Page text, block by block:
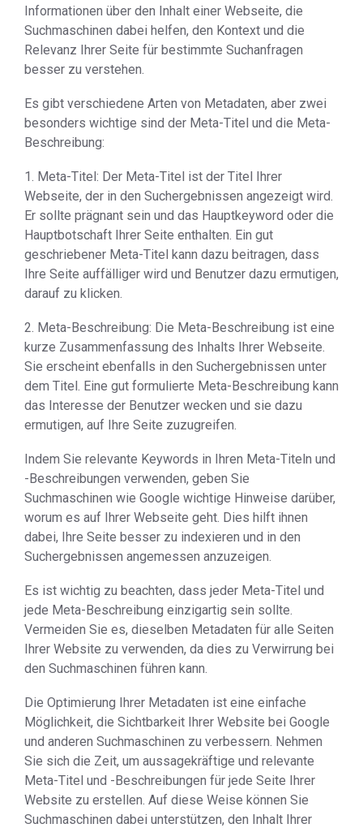
Informationen über den Inhalt einer Webseite, die
Suchmaschinen dabei helfen, den Kontext und die
Relevanz Ihrer Seite für bestimmte Suchanfragen
besser zu verstehen.
Es gibt verschiedene Arten von Metadaten, aber zwei
besonders wichtige sind der Meta-Titel und die Meta-
Beschreibung:
1. Meta-Titel: Der Meta-Titel ist der Titel Ihrer
Webseite, der in den Suchergebnissen angezeigt wird.
Er sollte prägnant sein und das Hauptkeyword oder die
Hauptbotschaft Ihrer Seite enthalten. Ein gut
geschriebener Meta-Titel kann dazu beitragen, dass
Ihre Seite auffälliger wird und Benutzer dazu ermutigen,
darauf zu klicken.
2. Meta-Beschreibung: Die Meta-Beschreibung ist eine
kurze Zusammenfassung des Inhalts Ihrer Webseite.
Sie erscheint ebenfalls in den Suchergebnissen unter
dem Titel. Eine gut formulierte Meta-Beschreibung kann
das Interesse der Benutzer wecken und sie dazu
ermutigen, auf Ihre Seite zuzugreifen.
Indem Sie relevante Keywords in Ihren Meta-Titeln und
-Beschreibungen verwenden, geben Sie
Suchmaschinen wie Google wichtige Hinweise darüber,
worum es auf Ihrer Webseite geht. Dies hilft ihnen
dabei, Ihre Seite besser zu indexieren und in den
Suchergebnissen angemessen anzuzeigen.
Es ist wichtig zu beachten, dass jeder Meta-Titel und
jede Meta-Beschreibung einzigartig sein sollte.
Vermeiden Sie es, dieselben Metadaten für alle Seiten
Ihrer Website zu verwenden, da dies zu Verwirrung bei
den Suchmaschinen führen kann.
Die Optimierung Ihrer Metadaten ist eine einfache
Möglichkeit, die Sichtbarkeit Ihrer Website bei Google
und anderen Suchmaschinen zu verbessern. Nehmen
Sie sich die Zeit, um aussagekräftige und relevante
Meta-Titel und -Beschreibungen für jede Seite Ihrer
Website zu erstellen. Auf diese Weise können Sie
Suchmaschinen dabei unterstützen, den Inhalt Ihrer